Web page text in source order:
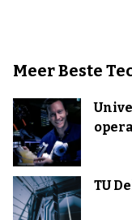
Meer Beste
TU